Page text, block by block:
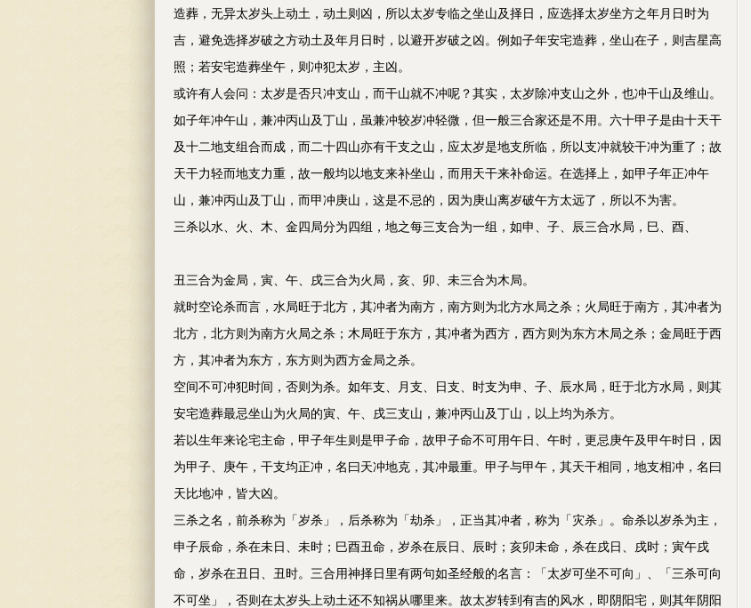
造葬，无异太岁头上动土，动土则凶，所以太岁专临之坐山及择日，应选择太岁坐方之年月日时为
吉，避免选择岁破之方动土及年月日时，以避开岁破之凶。例如子年安宅造葬，坐山在子，则吉星高
照；若安宅造葬坐午，则冲犯太岁，主凶。
或许有人会问：太岁是否只冲支山，而干山就不冲呢？其实，太岁除冲支山之外，也冲干山及维山。
如子年冲午山，兼冲丙山及丁山，虽兼冲较岁冲轻微，但一般三合家还是不用。六十甲子是由十天干
及十二地支组合而成，而二十四山亦有干支之山，应太岁是地支所临，所以支冲就较干冲为重了；故
天干力轻而地支力重，故一般均以地支来补坐山，而用天干来补命运。在选择上，如甲子年正冲午
山，兼冲丙山及丁山，而甲冲庚山，这是不忌的，因为庚山离岁破午方太远了，所以不为害。
三杀以水、火、木、金四局分为四组，地之每三支合为一组，如申、子、辰三合水局，巳、酉、
丑三合为金局，寅、午、戌三合为火局，亥、卯、未三合为木局。
就时空论杀而言，水局旺于北方，其冲者为南方，南方则为北方水局之杀；火局旺于南方，其冲者为
北方，北方则为南方火局之杀；木局旺于东方，其冲者为西方，西方则为东方木局之杀；金局旺于西
方，其冲者为东方，东方则为西方金局之杀。
空间不可冲犯时间，否则为杀。如年支、月支、日支、时支为申、子、辰水局，旺于北方水局，则其
安宅造葬最忌坐山为火局的寅、午、戌三支山，兼冲丙山及丁山，以上均为杀方。
若以生年来论宅主命，甲子年生则是甲子命，故甲子命不可用午日、午时，更忌庚午及甲午时日，因
为甲子、庚午，干支均正冲，名曰天冲地克，其冲最重。甲子与甲午，其天干相同，地支相冲，名曰
天比地冲，皆大凶。
三杀之名，前杀称为「岁杀」，后杀称为「劫杀」，正当其冲者，称为「灾杀」。命杀以岁杀为主，
申子辰命，杀在未日、未时；巳酉丑命，岁杀在辰日、辰时；亥卯未命，杀在戌日、戌时；寅午戌
命，岁杀在丑日、丑时。三合用神择日里有两句如圣经般的名言：「太岁可坐不可向」、「三杀可向
不可坐」，否则在太岁头上动土还不知祸从哪里来。故太岁转到有吉的风水，即阴阳宅，则其年阴阳